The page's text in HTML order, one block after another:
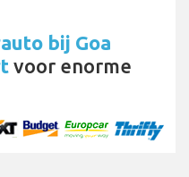
bij Goa
voor enorme